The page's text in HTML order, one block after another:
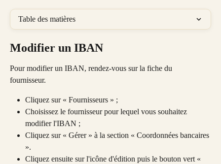
Table des matières
Modifier un IBAN
Pour modifier un IBAN, rendez-vous sur la fiche du
fournisseur.
Cliquez sur « Fournisseurs » ;
Choisissez le fournisseur pour lequel vous souhaitez
modifier l'IBAN ;
Cliquez sur « Gérer » à la section « Coordonnées bancaires
».
Cliquez ensuite sur l'icône d'édition puis le bouton vert «